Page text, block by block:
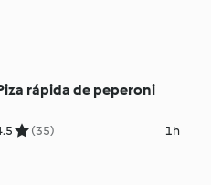
rápida de peperoni
(35) 1h